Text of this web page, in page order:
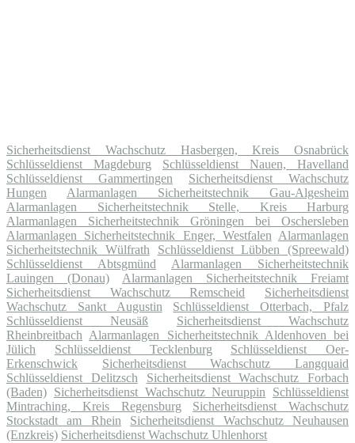
Sicherheitsdienst Wachschutz Hasbergen, Kreis Osnabrück
Schlüsseldienst Magdeburg
Schlüsseldienst Nauen, Havelland
Schlüsseldienst Gammertingen
Sicherheitsdienst Wachschutz
Hungen
Alarmanlagen Sicherheitstechnik Gau-Algesheim
Alarmanlagen Sicherheitstechnik Stelle, Kreis Harburg
Alarmanlagen Sicherheitstechnik Gröningen bei Oschersleben
Alarmanlagen Sicherheitstechnik Enger, Westfalen Alarmanlagen
Sicherheitstechnik Wülfrath
Schlüsseldienst Lübben (Spreewald)
Schlüsseldienst Abtsgmünd
Alarmanlagen Sicherheitstechnik
Lauingen (Donau)
Alarmanlagen Sicherheitstechnik Freiamt
Sicherheitsdienst Wachschutz Remscheid
Sicherheitsdienst
Wachschutz Sankt Augustin
Schlüsseldienst Otterbach, Pfalz
Schlüsseldienst Neusäß
Sicherheitsdienst Wachschutz
Rheinbreitbach Alarmanlagen Sicherheitstechnik Aldenhoven bei
Jülich
Schlüsseldienst Tecklenburg
Schlüsseldienst Oer-
Erkenschwick
Sicherheitsdienst Wachschutz Langquaid
Schlüsseldienst Delitzsch
Sicherheitsdienst Wachschutz Forbach
(Baden) Sicherheitsdienst Wachschutz Neuruppin
Schlüsseldienst
Mintraching, Kreis Regensburg
Sicherheitsdienst Wachschutz
Stockstadt am Rhein
Sicherheitsdienst Wachschutz Neuhausen
(Enzkreis) Sicherheitsdienst Wachschutz Uhlenhorst